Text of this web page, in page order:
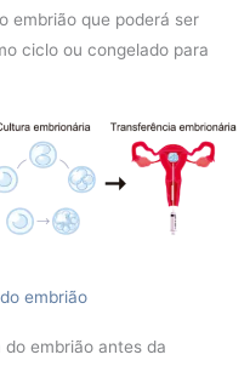
embrião que poderá ser
ciclo ou congelado para
embrião
embrião antes da